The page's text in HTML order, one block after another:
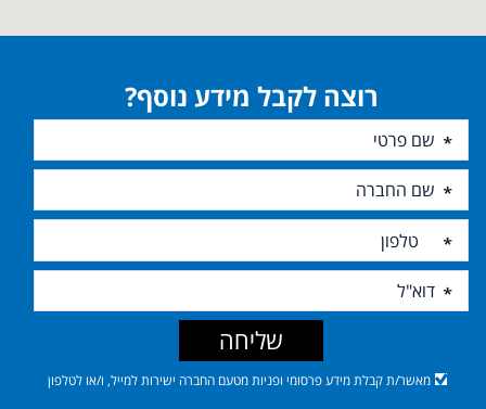
רוצה לקבל מידע נוסף?
מאשר/ת קבלת מידע פרסומי ופניות מטעם החברה ישירות למייל, ו/או לטלפון
שליחה